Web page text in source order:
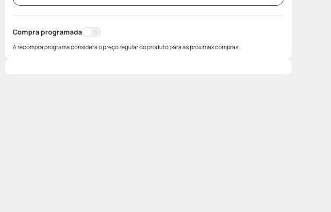
Compra programada
A recompra programa considera o preço regular do produto para as próximas compras.